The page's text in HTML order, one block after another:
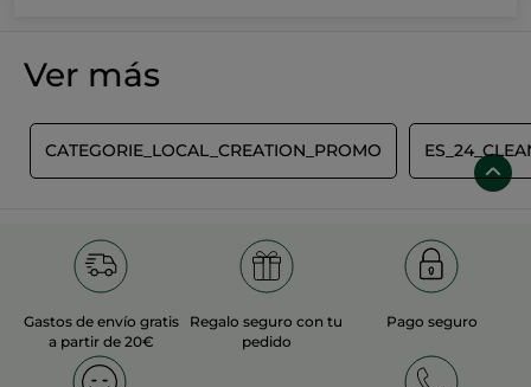
Ver más
CATEGORIE_LOCAL_CREATION_PROMO
Gastos de envío gratis
a partir de 20€
Regalo seguro con tu
pedido
Pago seguro